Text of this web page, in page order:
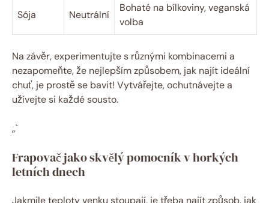
Sója Neutrální
Bohaté na bílkoviny, veganská
volba
Na závěr, experimentujte s různými kombinacemi a
nezapomeňte, že nejlepším způsobem, jak najít ideální
chuť, je prostě se bavit! Vytvářejte, ochutnávejte a
užívejte si každé sousto.
„`
Frapovač jako skvělý pomocník v horkých
letních dnech
Jakmile teploty venku stoupají, je třeba najít způsob, jak